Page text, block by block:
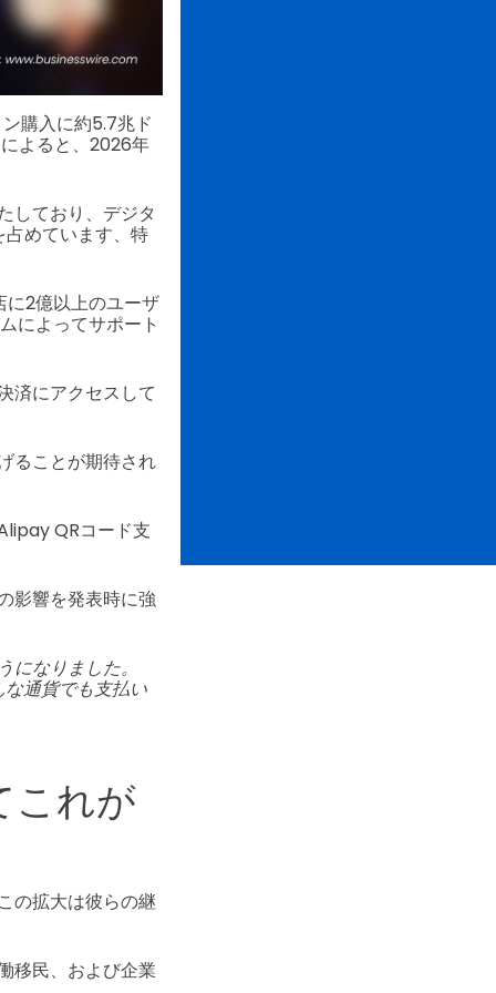
購入に約5.7兆ド
よると、2026年
しており、デジタ
めています、特
2億以上のユーザ
によってサポート
済にアクセスして
ることが期待され
QRコード支
影響を発表時に強
なりました。
通貨でも支払い
これが
の拡大は彼らの継
移民、および企業